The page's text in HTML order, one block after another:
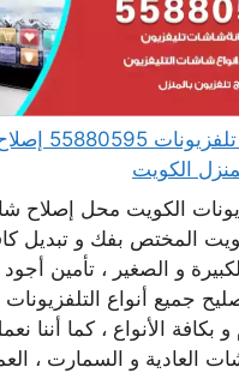
فني تصليح
الكويت
الكويت محل إصلاح
المختص بفك و تبديل
و الصغير ، تأمين
جميع أنواع
بكافة الأنواع ، كما أننا
العادية و السمارت ،